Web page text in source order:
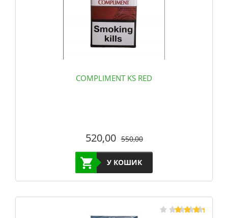
COMPLIMENT KS RED
520,00 550,00
У КОШИК